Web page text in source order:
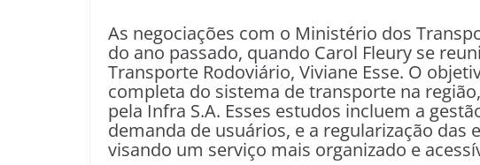
As negociações com o Ministério dos
do ano passado, quando Carol Fleury se
Transporte Rodoviário, Viviane Esse. O
completa do sistema de transporte na
pela Infra S.A. Esses estudos incluem a
demanda de usuários, e a regularização das
visando um serviço mais organizado e